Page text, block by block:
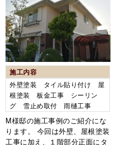
施工内容
外壁塗装 タイル貼り付け 屋
根塗装 板金工事 シーリン
グ 雪止め取付 雨樋工事
M様邸の施工事例のご紹介にな
ります。 今回は外壁、屋根塗装
工事に加え、１階部分正面にタ